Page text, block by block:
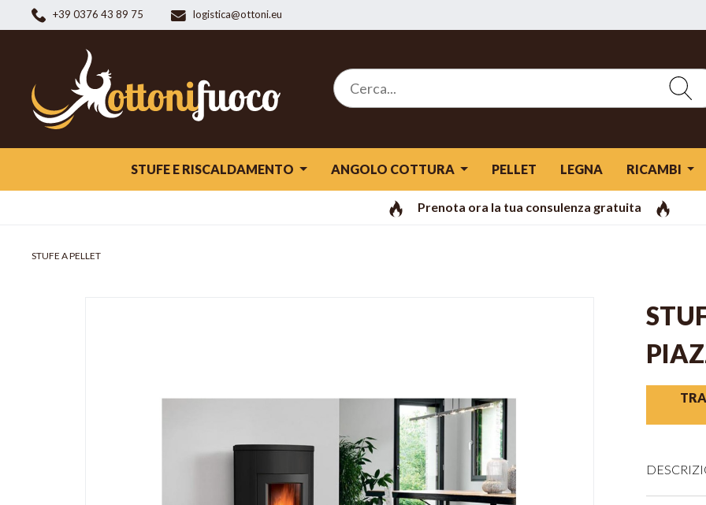
+39 0376 43 89 75 logistica@ottoni.eu
STUFE E RISCALDAMENTO ANGOLO COTTURA PELLET LEGNA RICAMBI
Prenota ora la tua consulenza gratuita
STUFE A PELLET